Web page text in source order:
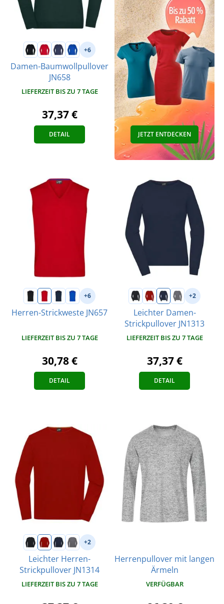
+6
Damen-Baumwollpullover
JN658
LIEFERZEIT BIS ZU 7 TAGE
37,37 €
DETAIL JETZT ENTDECKEN
+6
Herren-Strickweste JN657
LIEFERZEIT BIS ZU 7 TAGE
30,78 €
DETAIL
+2
Leichter Damen-
Strickpullover JN1313
LIEFERZEIT BIS ZU 7 TAGE
37,37 €
DETAIL
+2
Leichter Herren-
Strickpullover JN1314
LIEFERZEIT BIS ZU 7 TAGE
Herrenpullover mit langen
Ärmeln
VERFÜGBAR